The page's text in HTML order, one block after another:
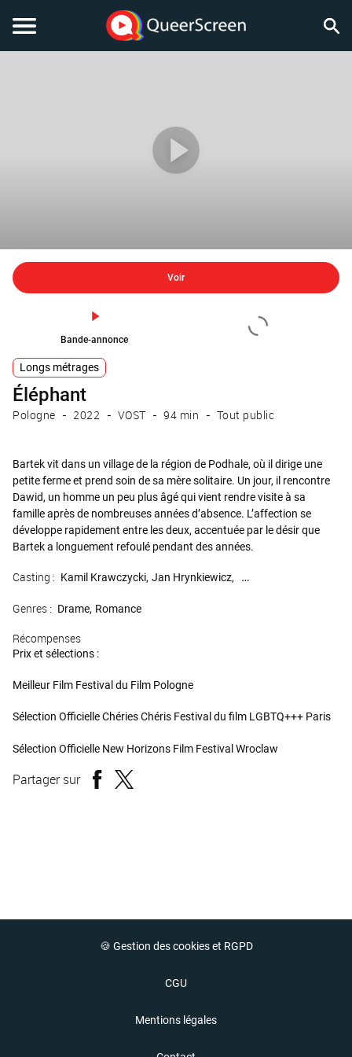
Voir
Bande-annonce
Longs métrages
Éléphant
Pologne 2022 VOST 94 min Tout public
Bartek vit dans un village de la région de Podhale, où il dirige une
petite ferme et prend soin de sa mère solitaire. Un jour, il rencontre
Dawid, un homme un peu plus âgé qui vient rendre visite à sa
famille après de nombreuses années d’absence. L’affection se
développe rapidement entre les deux, accentuée par le désir que
Bartek a longuement refoulé pendant des années.
Casting : Kamil Krawczycki Jan Hrynkiewicz Pawel Tomaszewski
Genres : Drame Romance
Récompenses
Prix et sélections :
Meilleur Film Festival du Film Pologne
Sélection Officielle Chéries Chéris Festival du film LGBTQ+++ Paris
Sélection Officielle New Horizons Film Festival Wroclaw
Partager sur
🍪 Gestion des cookies et RGPD
CGU
Mentions légales